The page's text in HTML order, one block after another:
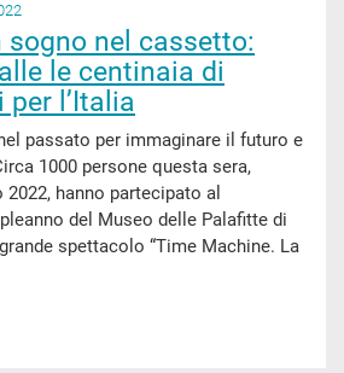
sogno nel cassetto:
le centinaia di
l’Italia
passato per immaginare il futuro e
1000 persone questa sera,
hanno partecipato al
del Museo delle Palafitte di
spettacolo “Time Machine. La